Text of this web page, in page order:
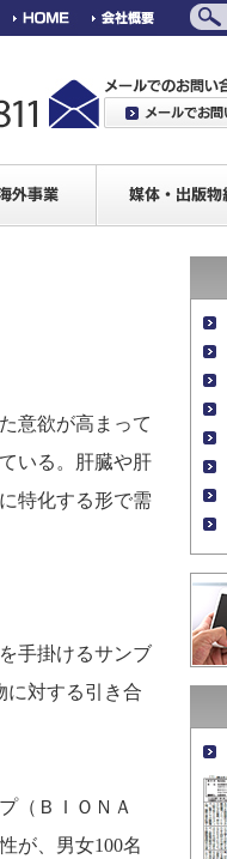
意欲が高まって
いる。肝臓や肝
特化する形で需
手掛けるサンブ
に対する引き合
（ＢＩＯＮＡ
が、男女100名